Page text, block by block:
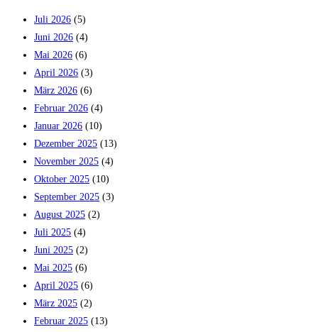
Juli 2026 (5)
Juni 2026 (4)
Mai 2026 (6)
April 2026 (3)
März 2026 (6)
Februar 2026 (4)
Januar 2026 (10)
Dezember 2025 (13)
November 2025 (4)
Oktober 2025 (10)
September 2025 (3)
August 2025 (2)
Juli 2025 (4)
Juni 2025 (2)
Mai 2025 (6)
April 2025 (6)
März 2025 (2)
Februar 2025 (13)